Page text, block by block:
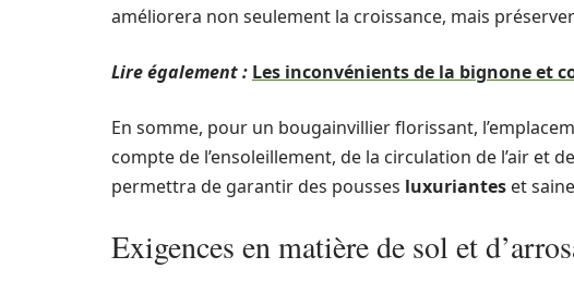
améliorera non seulement la croissance, mais
Lire également : Les inconvénients de la bignone et
En somme, pour un bougainvillier florissant,
compte de l’ensoleillement, de la circulation de l’air et
permettra de garantir des pousses luxuriantes et
Exigences en matière de sol et